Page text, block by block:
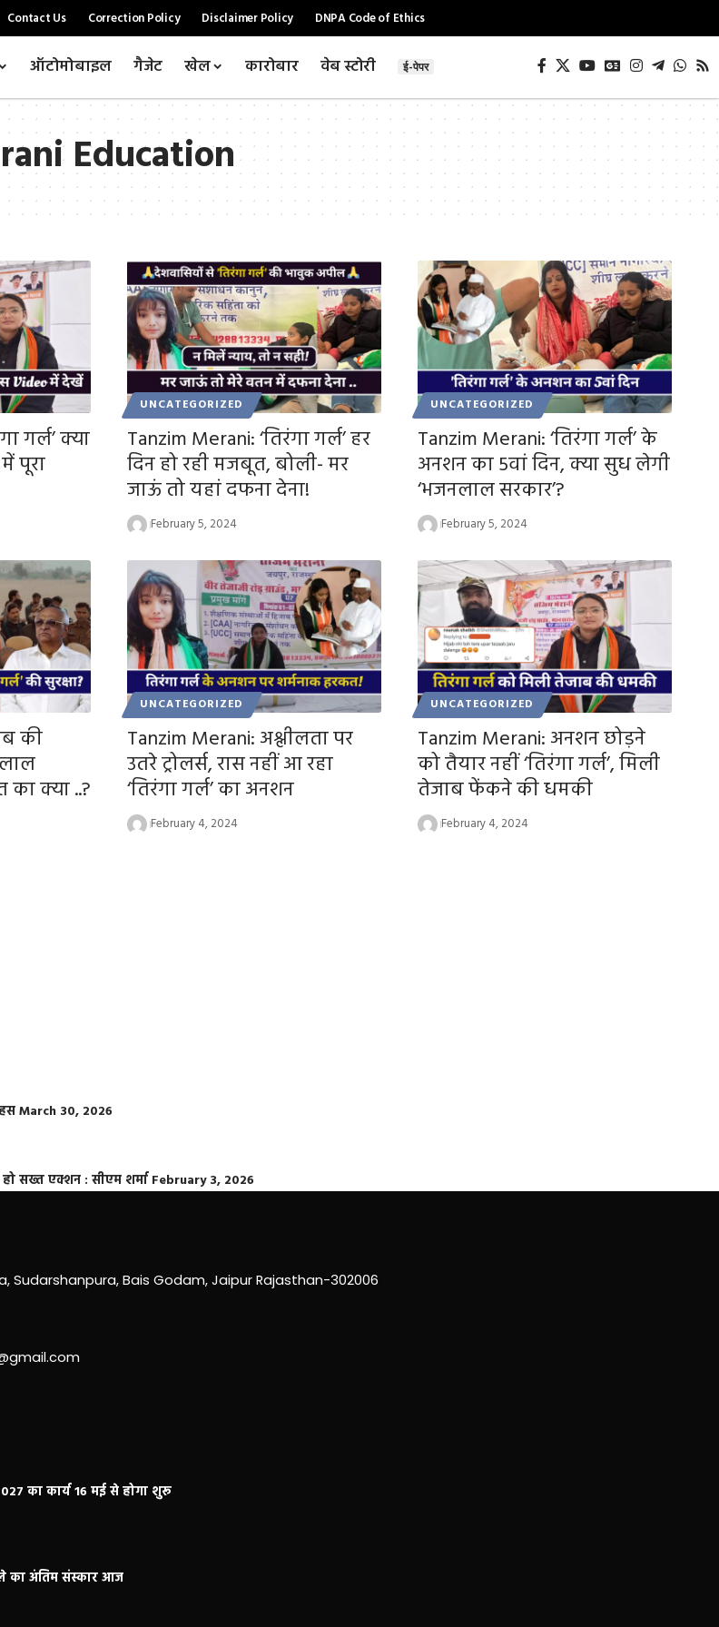
Contact Us Correction Policy Disclaimer Policy DNPA Code of Ethics
ऑटोमोबाइल गैजेट खेल कारोबार वेब स्टोरी ई-पेपर
Education
गर्ल’ क्या
पूरा
UNCATEGORIZED
Tanzim Merani: ‘तिरंगा गर्ल’ हर
दिन हो रही मजबूत, बोली- मर
जाऊं तो यहां दफना देना!
February 5, 2024
UNCATEGORIZED
Tanzim Merani: ‘तिरंगा गर्ल’ के
अनशन का 5वां दिन, क्या सुध लेगी
‘भजनलाल सरकार’?
February 5, 2024
की
का क्या ..?
UNCATEGORIZED
Tanzim Merani: अश्लीलता पर
उतरे ट्रोलर्स, रास नहीं आ रहा
‘तिरंगा गर्ल’ का अनशन
February 4, 2024
UNCATEGORIZED
Tanzim Merani: अनशन छोड़ने
को तैयार नहीं ‘तिरंगा गर्ल’, मिली
तेजाब फेंकने की धमकी
February 4, 2024
March 30, 2026
हो सख्त एक्शन : सीएम शर्मा February 3, 2026
Sudarshanpura, Bais Godam, Jaipur Rajasthan-302006
का कार्य 16 मई से होगा शुरू
का अंतिम संस्कार आज